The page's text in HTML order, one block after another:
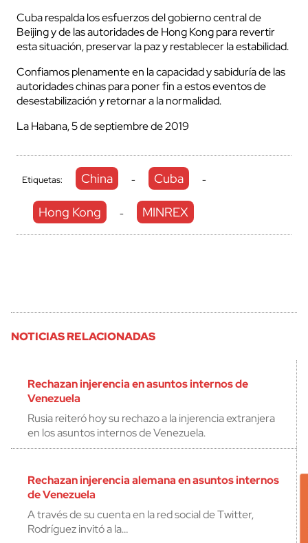
Cuba respalda los esfuerzos del gobierno central de
Beijing y de las autoridades de Hong Kong para revertir
esta situación, preservar la paz y restablecer la estabilidad.
Confiamos plenamente en la capacidad y sabiduría de las
autoridades chinas para poner fin a estos eventos de
desestabilización y retornar a la normalidad.
La Habana, 5 de septiembre de 2019
Etiquetas: China - Cuba -
Hong Kong - MINREX
NOTICIAS RELACIONADAS
Rechazan injerencia en asuntos internos de
Venezuela
Rusia reiteró hoy su rechazo a la injerencia extranjera
en los asuntos internos de Venezuela.
Rechazan injerencia alemana en asuntos internos
de Venezuela
A través de su cuenta en la red social de Twitter,
Rodríguez invitó a la…